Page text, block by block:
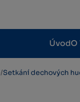
ÚvodO
/Setkání dechových